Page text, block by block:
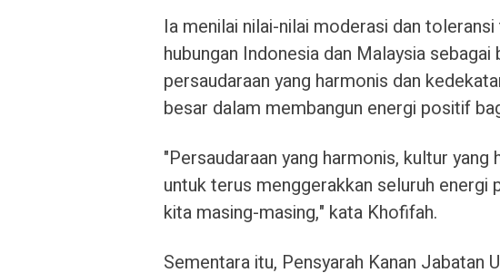
Ia menilai nilai-nilai moderasi dan
hubungan Indonesia dan Malaysia
persaudaraan yang harmonis dan
besar dalam membangun energi positif
"Persaudaraan yang harmonis, kultur
untuk terus menggerakkan seluruh
kita masing-masing," kata Khofifah.
Sementara itu, Pensyarah Kanan Jabatan